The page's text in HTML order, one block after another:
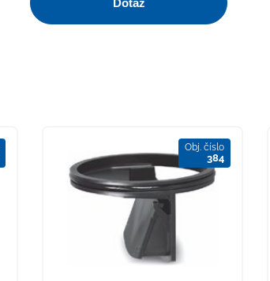
Dotaz
Obj. číslo
384